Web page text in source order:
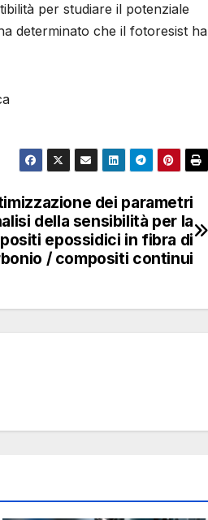
per studiare il potenziale
determinato che il fotoresist ha
dei parametri
della sensibilità per la
epossidici in fibra di
/ compositi continui